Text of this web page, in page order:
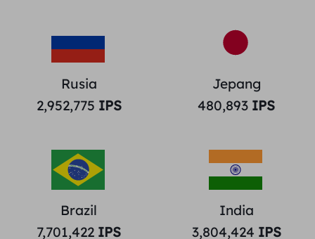
Rusia
2,952,775 IPS
Jepang
480,893 IPS
Brazil
7,701,422 IPS
India
3,804,424 IPS